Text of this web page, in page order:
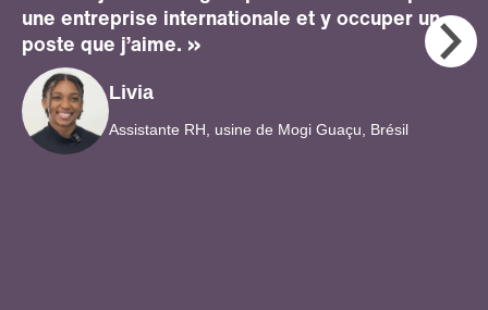
une entreprise internationale et y occuper un
poste que j’aime. »
Livia
Assistante RH, usine de Mogi Guaçu, Brésil